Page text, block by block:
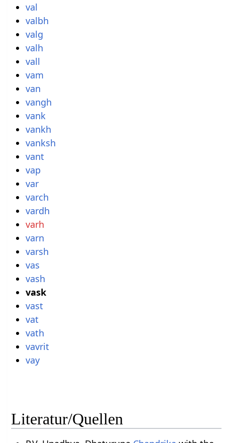
val
valbh
valg
valh
vall
vam
van
vangh
vank
vankh
vanksh
vant
vap
var
varch
vardh
varh
varn
varsh
vas
vash
vask
vast
vat
vath
vavrit
vay
Literatur/Quellen